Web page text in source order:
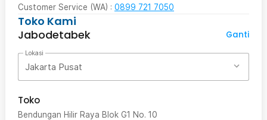
Customer Service (WA) : 0899 721 7050
Toko Kami
Jabodetabek
Ganti
Lokasi
Jakarta Pusat
Toko
Bendungan Hilir Raya Blok G1 No. 10